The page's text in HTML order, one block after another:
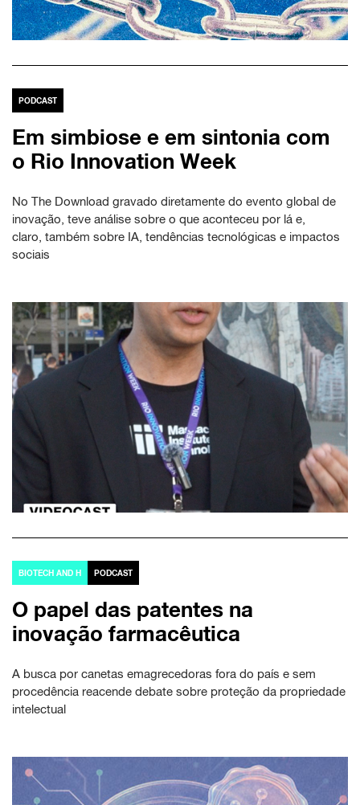
PODCAST
Em simbiose e em sintonia com
o Rio Innovation Week
No The Download gravado diretamente do evento global de
inovação, teve análise sobre o que aconteceu por lá e,
claro, também sobre IA, tendências tecnológicas e impactos
sociais
BIOTECH AND H PODCAST
O papel das patentes na
inovação farmacêutica
A busca por canetas emagrecedoras fora do país e sem
procedência reacende debate sobre proteção da propriedade
intelectual